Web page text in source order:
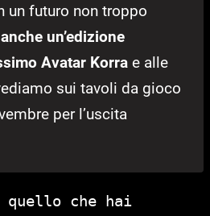
un futuro non troppo
un’edizione
Avatar Korra e alle
sui tavoli da gioco
per l’uscita
che hai